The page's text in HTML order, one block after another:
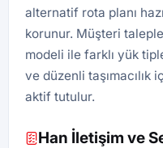
alternatif rota planı
korunur. Müşteri
modeli ile farklı yük
ve düzenli
aktif tutulur.
Han İletişim ve